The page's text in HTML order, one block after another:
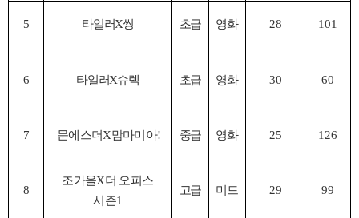
5 타일러X씽 초급 영화 28 101
6 타일러X슈렉 초급 영화 30 60
7 문에스더X맘마미아! 중급 영화 25 126
8
조가을X더 오피스
시즌1
고급 미드 29 99